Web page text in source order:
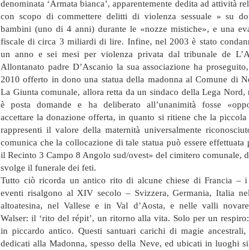
denominata ‘Armata bianca’, apparentemente dedita ad attività
con scopo di commettere delitti di violenza sessuale » su
bambini (uno di 4 anni) durante le «nozze mistiche», e una
fiscale di circa 3 miliardi di lire. Infine, nel 2003 è stato
un anno e sei mesi per violenza privata dal tribunale de
Allontanato padre D’Ascanio la sua associazione ha
2010 offerto in dono una statua della madonna al Comune di
La Giunta comunale, allora retta da un sindaco della Lega Nord,
è posta domande e ha deliberato all’unanimità fosse
accettare la donazione offerta, in quanto si ritiene che la piccola
rappresenti il valore della maternità universalmente
comunica che la collocazione di tale statua può essere effettuata
il Recinto 3 Campo 8 Angolo sud/ovest» del cimitero comunale,
svolge il funerale dei feti.
Tutto ciò ricorda un antico rito di alcune chiese di Francia –
eventi risalgono al XIV secolo – Svizzera, Germania, Italia
altoatesina, nel Vallese e in Val d’Aosta, e nelle valli
Walser: il ‘rito del répit’, un ritorno alla vita. Solo per un
in piccardo antico. Questi santuari carichi di magie ancestrali,
dedicati alla Madonna, spesso della Neve, ed ubicati in luoghi